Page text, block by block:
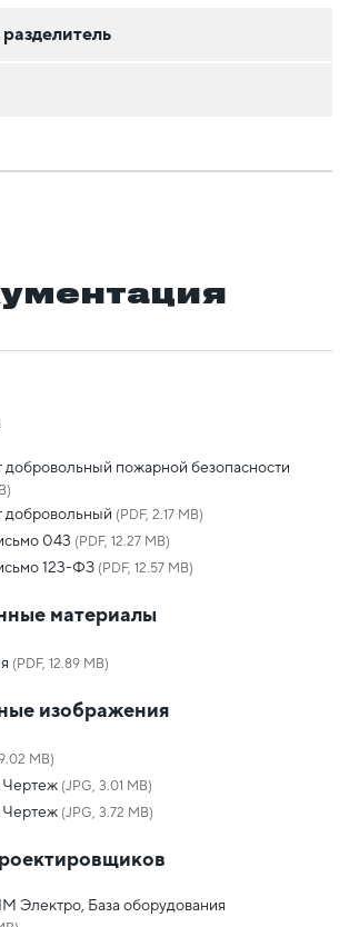
добровольный пожарной безопасности
добровольный (PDF, 2.17 MB)
043 (PDF, 12.27 MB)
123-ФЗ (PDF, 12.57 MB)
материалы
(PDF, 12.89 MB)
изображения
MB)
Чертеж (JPG, 3.01 MB)
Чертеж (JPG, 3.72 MB)
Электро, База оборудования